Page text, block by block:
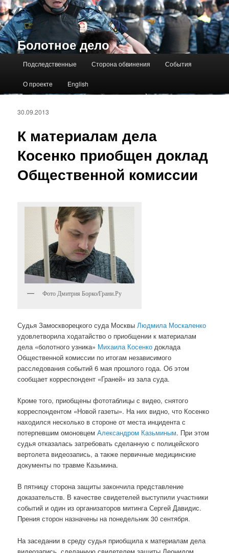
Болотное дело
Подследственные Сторона обвинения События
О проекте English
К материалам дела
Косенко приобщен доклад
Общественной комиссии
30.09.2013
Фото Дмитрия Борко/Грани.Ру
Судья Замоскворецкого суда Москвы Людмила Москаленко
удовлетворила ходатайство о приобщении к материалам
дела «болотного узника» Михаила Косенко доклада
Общественной комиссии по итогам независимого
расследования событий 6 мая прошлого года. Об этом
сообщает корреспондент «Граней» из зала суда.
Кроме того, приобщены фототаблицы с видео, снятого
корреспондентом «Новой газеты». На них видно, что Косенко
находился несколько в стороне от места инцидента с
потерпевшим омоновцемАлександром Казьминым. При этом
судья отказалась затребовать сделанную с полицейского
вертолета видеозапись, а также первичные медицинские
документы по травме Казьмина.
В пятницу сторона защиты закончила представление
доказательств. В качестве свидетелей выступили участники
событий и один из организаторов митинга Сергей Давидис.
Прения сторон назначены на понедельник 30 сентября.
На заседании в среду судья приобщила к материалам дела
видеозапись, сделанную свидетелем защиты Леонидом